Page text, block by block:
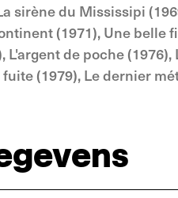
sirène du Mississipi
(1971), Une
L'argent de poche
(1979), Le dernier